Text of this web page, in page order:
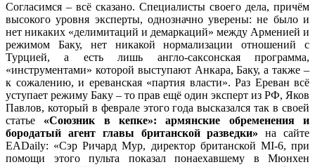
Согласимся – всё сказано. Специалисты своего дела, причём
высокого уровня эксперты, однозначно уверены: не было и
нет никаких «делимитаций и демаркаций» между Арменией и
режимом Баку, нет никакой нормализации отношений с
Турцией, а есть лишь англо-саксонская программа,
«инструментами» которой выступают Анкара, Баку, а также –
к сожалению, и ереванская «партия власти». Раз Ереван всё
уступает режиму Баку – то прав ещё один эксперт из РФ, Яков
Павлов, который в феврале этого года высказался так в своей
статье «Союзник в кепке»: армянские обременения и
бородатый агент главы британской разведки» на сайте
EADaily: «Сэр Ричард Мур, директор британской MI-6, при
помощи этого пульта показал понаехавшему в Мюнхен